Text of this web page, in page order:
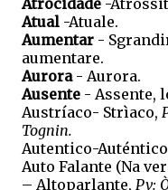
Atrocidade -
Atual -Atuale.
Aumentar -
aumentare.
Aurora - Aurora.
Ausente - Assente,
Austríaco- Strìaco,
Tognin.
Autentico-
Auto Falante (Na
– Altoparlante, Pv: